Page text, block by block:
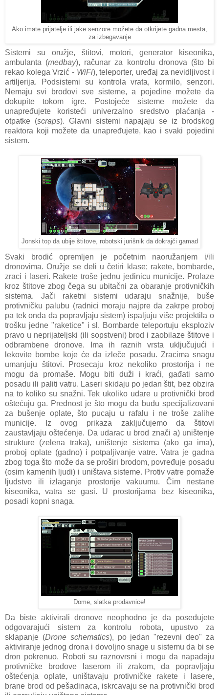
Ako imate prijatelje ili jake senzore možete da otkrijete gadna mesta,
za izbegavanje
Sistemi su oružje, štitovi, motori, generator kiseonika,
ambulanta (medbay), računar za kontrolu dronova (što bi
rekao kolega Vrzić - WiFi), teleporter, uređaj za nevidljivost i
artiljerija. Podsistemi su kontrola vrata, kormilo, senzori.
Nemaju svi brodovi sve sisteme, a pojedine možete da
dokupite tokom igre. Postojeće sisteme možete da
unapređujete koristeći univerzalno sredstvo plaćanja -
otpatke (scraps). Glavni sistemi napajaju se iz brodskog
reaktora koji možete da unapređujete, kao i svaki pojedini
sistem.
Jonski top da ubije štitove, robotski jurišnik da dokrajči gamad
Svaki brodić opremljen je početnim naoružanjem i/ili
dronovima. Oružje se deli u četiri klase; rakete, bombarde,
zraci i laseri. Rakete troše jednu jedinicu municije. Prolaze
kroz štitove zbog čega su ubitačni za obaranje protivničkih
sistema. Jači raketni sistemi udaraju snažnije, buše
protivničku palubu (radnici moraju najpre da zakrpe proboj
pa tek onda da popravljaju sistem) ispaljuju više projektila o
trošku jedne "raketice" i sl. Bombarde teleportuju eksploziv
pravo u neprijateljski (ili sopstveni) brod i zaobilaze štitove i
odbrambene dronove. Ima ih raznih vrsta uključujući i
lekovite bombe koje će da izleče posadu. Zracima snagu
umanjuju štitovi. Prosecaju kroz nekoliko prostorija i ne
mogu da promaše. Mogu biti duži i kraći, gađati samo
posadu ili paliti vatru. Laseri skidaju po jedan štit, bez obzira
na to koliko su snažni. Tek ukoliko udare u protivnički brod
oštećuju ga. Prednost je što mogu da budu specijalizovani
za bušenje oplate, što pucaju u rafalu i ne troše zalihe
municije. Iz ovog prikaza zaključujemo da štitovi
zaustavljaju oštećenje. Da udarac u brod znači a) uništenje
strukture (zelena traka), uništenje sistema (ako ga ima),
proboj oplate (gadno) i potpaljivanje vatre. Vatra je gadna
zbog toga što može da se proširi brodom, povređuje posadu
(osim kamenih ljudi) i uništava sisteme. Protiv vatre pomaže
ljudstvo ili izlaganje prostorije vakuumu. Čim nestane
kiseonika, vatra se gasi. U prostorijama bez kiseonika,
posadi kopni snaga.
Dome, slatka prodavnice!
Da biste aktivirali dronove neophodno je da posedujete
odgovarajući sistem za kontrolu robota, upustvo za
sklapanje (Drone schematics), po jedan "rezevni deo" za
aktiviranje jednog drona i dovoljno snage u sistemu da bi se
dron pokrenuo. Roboti su raznovrsni i mogu da napadaju
protivničke brodove laserom ili zrakom, da popravljaju
oštećenja oplate, uništavaju protivničke rakete i lasere,
brane brod od pešadinaca, iskrcavaju se na protivnički brod